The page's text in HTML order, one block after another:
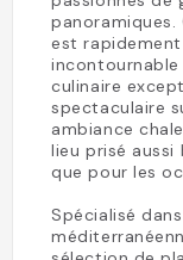
est
culinaire
spectaculaire
ambiance
lieu prisé aussi
que pour les
Spécialisé